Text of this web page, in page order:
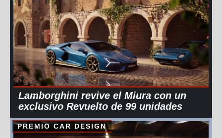
Lamborghini revive el Miura con un
exclusivo Revuelto de 99 unidades
PREMIO CAR DESIGN